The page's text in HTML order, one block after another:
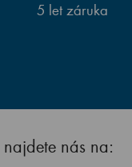
5 let záruka
najdete nás na: